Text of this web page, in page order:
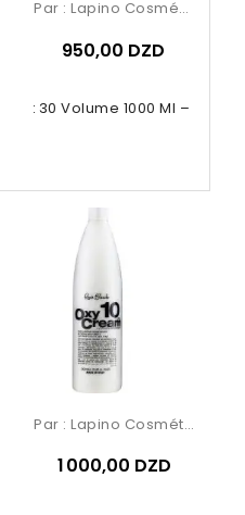
30 Volume 1000 Ml – Renée...
Par : Lapino Cosmétique
950,00 DZD
Par : Lapino Cosmétique
1 000,00 DZD